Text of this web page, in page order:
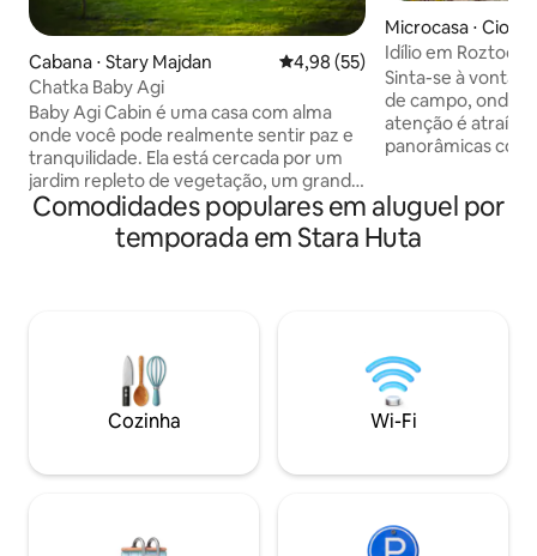
Cabana ⋅ Stary Majdan 4,98 de uma avaliação média
4,98 (55)
Chatka Baby Agi
Baby Agi Cabin é uma casa com alma
onde você pode realmente sentir paz e
tranquilidade. Ela está cercada por um
jardim repleto de vegetação, um grande
terraço com espreguiçadeiras, uma
rede, uma fogueira e uma
churrasqueira. Aqui você pode tomar
um banheiro confortável, um espaço
para descansar e conversar juntos.
Florestas, um desfiladeiro, uma lagoa e
trilhas para caminhadas estão nas
esta vibe. Após a reserva, um Assistente
Microcasa ⋅
Idílio em
Sinta-se à
de campo, onde,
atenção é atraída
panorâmicas
será recebido por
um vizinho no
pássaro trele
floresta privada
florestas do
Krasnobrodzki.
caminhadas e
Comodidades populares em aluguel por
temporada em Stara Huta
Cozinha Wi-Fi